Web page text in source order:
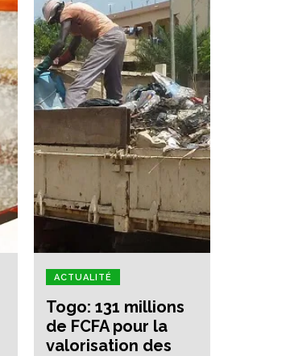
ACTUALITÉ
Togo: 131 millions
de FCFA pour la
valorisation des